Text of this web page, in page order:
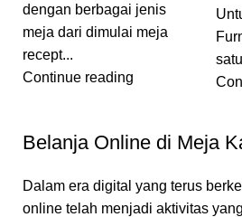
dengan berbagai jenis
meja dari dimulai meja
recept...
Continue reading
Belanja Online di Meja
Dalam era digital yang terus
online telah menjadi aktivitas